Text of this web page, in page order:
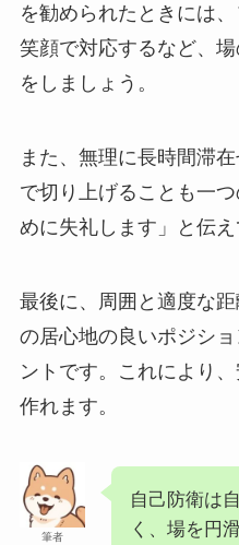
を勧められたときには
笑顔で対応するなど、
をしましょう。
また、無理に長時間滞
で切り上げることも一
めに失礼します」と伝え
最後に、周囲と適度な
の居心地の良いポジシ
ントです。これにより
作れます。
筆者
自己防衛は
く、場を円